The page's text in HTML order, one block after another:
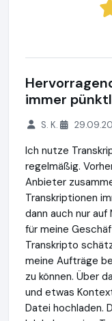
immer
S. K.
Ich nutze
regelmäßig.
Anbieter
Transkriptionen
dann auch nur
für meine
Transkripto
meine Aufträge
zu können. Über
und etwas
Datei hochladen.